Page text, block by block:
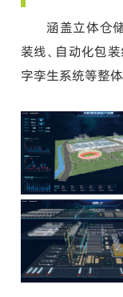
涵盖立体仓
装线、自动化包装
字孪生系统等整